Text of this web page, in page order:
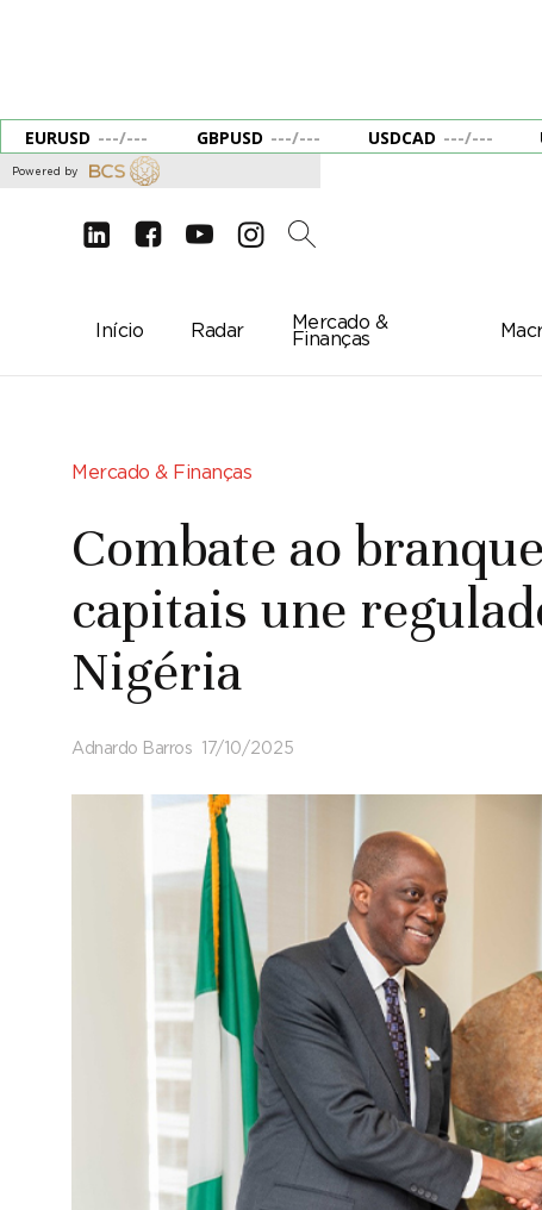
EURUSD ---/--- GBPUSD ---/--- USDCAD ---/---
Powered by
d e g c 2
Início Radar
Mercado &
Finanças
Mercado & Finanças
Combate ao
capitais une
Nigéria
Adnardo Barros 17/10/2025